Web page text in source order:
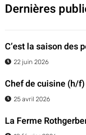
Dernières
C’est la saison des
22 juin 2026
Chef de cuisine (h/f)
25 avril 2026
La Ferme